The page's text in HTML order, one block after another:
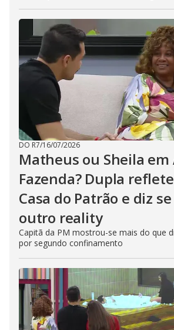
DO R7/16/07/2026
Matheus ou Sheila em
Fazenda? Dupla
Casa do Patrão e diz
outro reality
Capitã da PM mostrou-se mais do que
por segundo confinamento